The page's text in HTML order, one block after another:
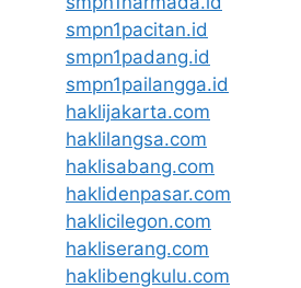
smpn1pacitan.id
smpn1padang.id
smpn1pailangga.id
haklijakarta.com
haklilangsa.com
haklisabang.com
haklidenpasar.com
haklicilegon.com
hakliserang.com
haklibengkulu.com